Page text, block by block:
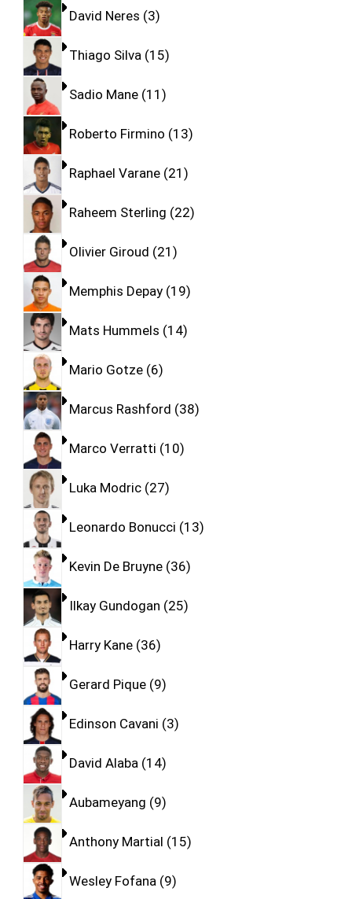
David Neres 3
Thiago Silva 15
Sadio Mane 11
Roberto Firmino 13
Raphael Varane 21
Raheem Sterling 22
Olivier Giroud 21
Memphis Depay 19
Mats Hummels 14
Mario Gotze 6
Marcus Rashford 38
Marco Verratti 10
Luka Modric 27
Leonardo Bonucci 13
Kevin De Bruyne 36
Ilkay Gundogan 25
Harry Kane 36
Gerard Pique 9
Edinson Cavani 3
David Alaba 14
Aubameyang 9
Anthony Martial 15
Wesley Fofana 9